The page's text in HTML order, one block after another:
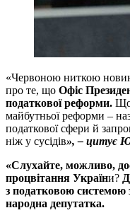
«Червоною ниткою
про те, що Офіс
податкової реформи.
майбутньої реформи –
податкової сфери й
ніж у сусідів», – цитує
«Слухайте, можливо,
процвітання України?
з податковою системою
народна депутатка.